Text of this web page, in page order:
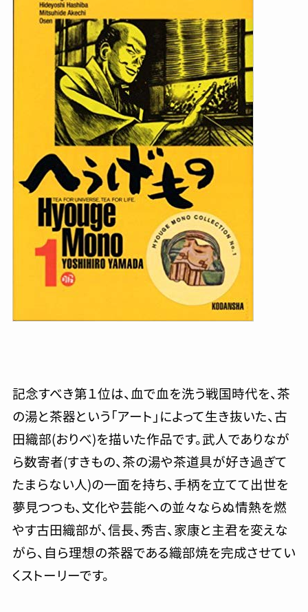
記念すべき第１位は、血で血を洗う戦国時代を、茶
の湯と茶器という「アート」によって生き抜いた、古
田織部(おりべ)を描いた作品です。武人でありなが
ら数寄者(すきもの、茶の湯や茶道具が好き過ぎて
たまらない人)の一面を持ち、手柄を立てて出世を
夢見つつも、文化や芸能への並々ならぬ情熱を燃
やす古田織部が、信長、秀吉、家康と主君を変えな
がら、自ら理想の茶器である織部焼を完成させてい
くストーリーです。